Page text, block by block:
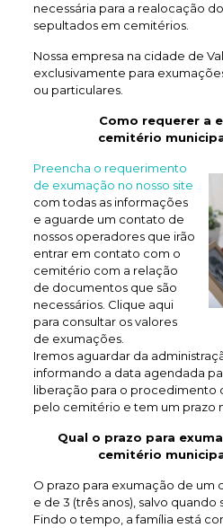
necessária para a realocação
sepultados em cemitérios.
Nossa empresa na cidade de
exclusivamente para
ou particulares.
Como requerer a
cemitério
Preencha o requerimento
de exumação no nosso site
com todas as informações
e aguarde um contato de
nossos operadores que irão
entrar em contato com o
cemitério com a relação
de documentos que são
necessários. Clique aqui
para consultar os valores
de exumações.
Iremos aguardar da
informando a data agendada
liberação para o procedimento
pelo cemitério e tem um prazo
Qual o prazo para
cemitério
O prazo para exumação de um
e de 3 (três anos), salvo quando
Findo o tempo, a família está